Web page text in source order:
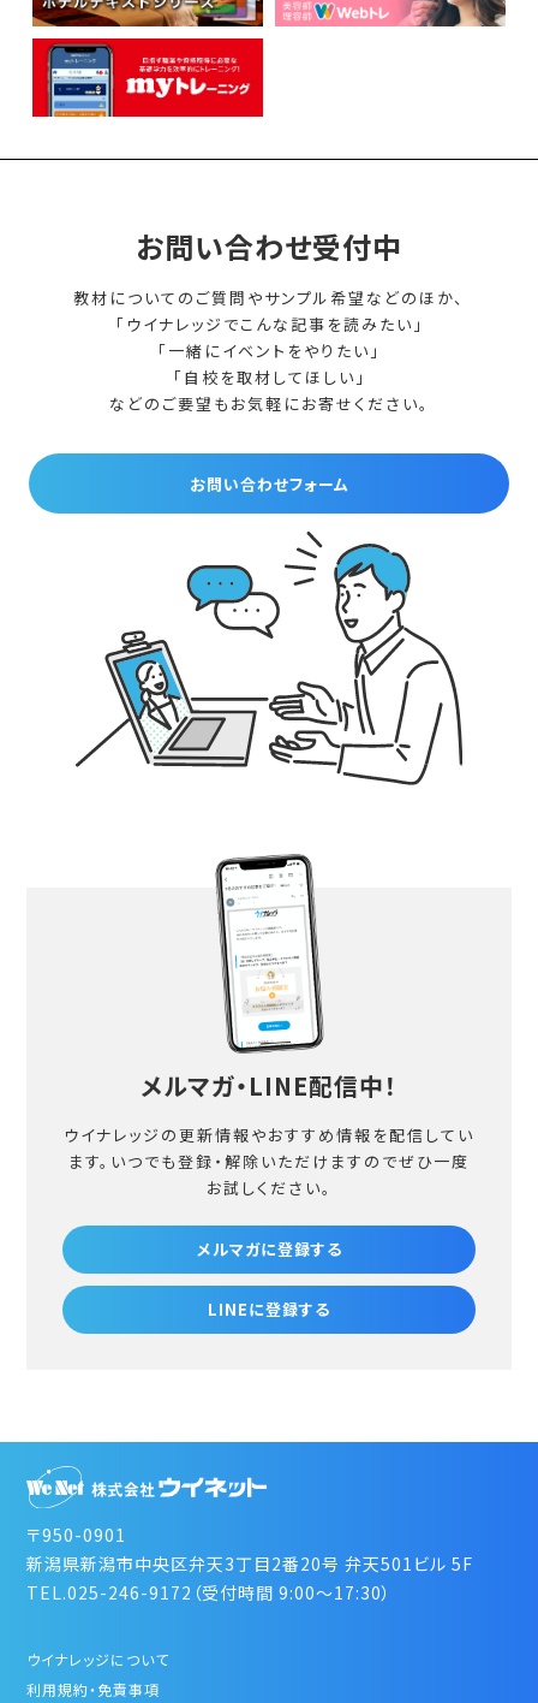
お問い合わせ受付中
教材についてのご質問やサンプル希望などのほか、
「ウイナレッジでこんな記事を読みたい」
「一緒にイベントをやりたい」
「自校を取材してほしい」
などのご要望もお気軽にお寄せください。
お問い合わせフォーム
メルマガ・LINE配信中！
ウイナレッジの更新情報やおすすめ情報を配信してい
ます。 いつでも登録・解除いただけますのでぜひ一度
お試しください。
メルマガに登録する
LINEに登録する
〒950-0901
新潟県新潟市中央区弁天3丁目2番20号 弁天501ビル 5F
TEL.025-246-9172（受付時間 9:00～17:30）
ウイナレッジについて
利用規約・免責事項